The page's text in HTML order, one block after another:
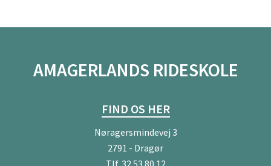
AMAGERLANDS RIDESKOLE
FIND OS HER
Nøragersmindevej 3
2791 - Dragør
Tlf. 32 53 80 12